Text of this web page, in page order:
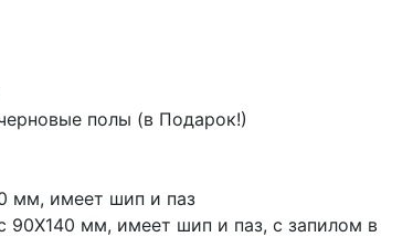
полы (в Подарок!)
мм, имеет шип и паз
90Х140 мм, имеет шип и паз, с запилом в